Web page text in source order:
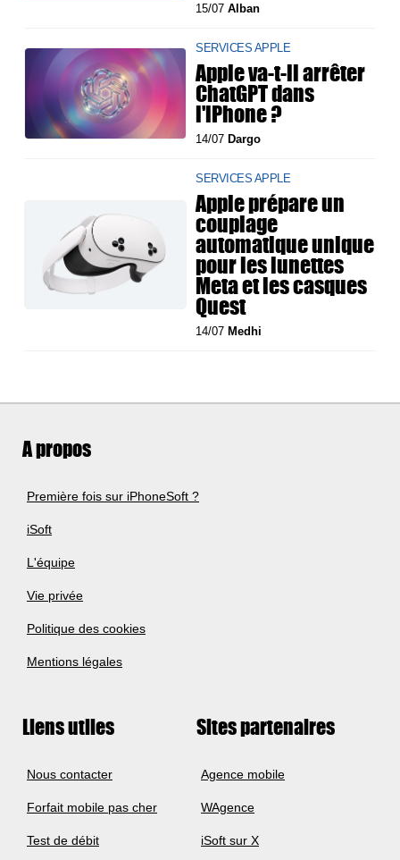
15/07Alban
SERVICES APPLE
Apple va-t-il arrêter
ChatGPT dans
l'iPhone ?
14/07 Dargo
SERVICES APPLE
Apple prépare un
couplage
automatique unique
pour les lunettes
Meta et les casques
Quest
14/07 Medhi
A propos
Première fois sur iPhoneSoft ?
iSoft
L'équipe
Vie privée
Politique des cookies
Mentions légales
Liens utiles
Nous contacter
Forfait mobile pas cher
Test de débit
Sites partenaires
Agence mobile
WAgence
iSoft sur X